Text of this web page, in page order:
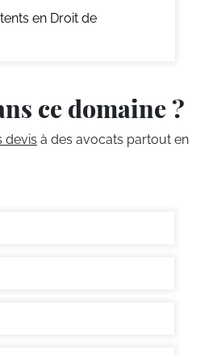
en Droit de
ce domaine ?
devis à des avocats partout en